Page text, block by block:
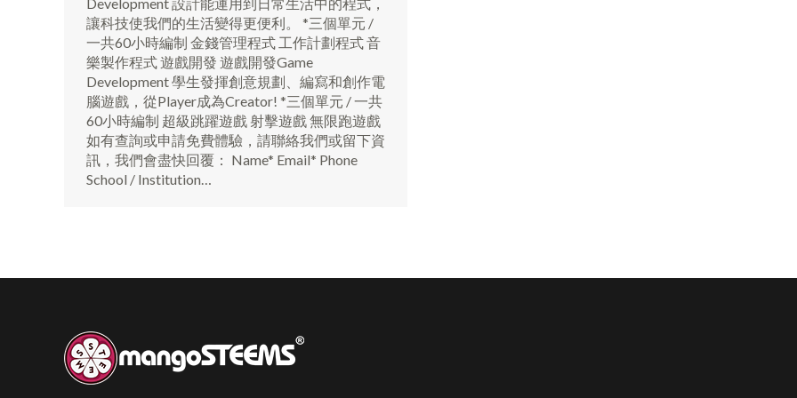
讓科技使我們的生活變得更便利。 *三個單元 /
一共60小時編制 金錢管理程式 工作計劃程式 音
樂製作程式 遊戲開發 遊戲開發Game
Development 學生發揮創意規劃、編寫和創作電
腦遊戲，從Player成為Creator! *三個單元 / 一共
60小時編制 超級跳躍遊戲 射擊遊戲 無限跑遊戲
如有查詢或申請免費體驗，請聯絡我們或留下資
訊，我們會盡快回覆： Name* Email* Phone
School / Institution…